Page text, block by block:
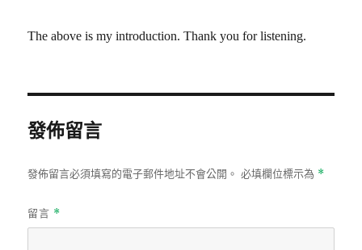
The above is my introduction. Thank you for listening.
發佈留言
發佈留言必須填寫的電子郵件地址不會公開。 必填欄位標示為 *
留言 *